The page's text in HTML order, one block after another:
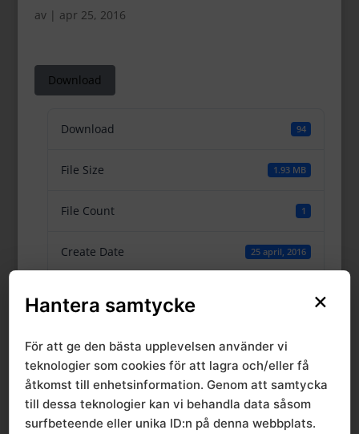
av | apr 25, 2016
Download
Download 94
File Size 1.93 MB
File Count 1
Create Date 25 april, 2016
Rapport 9:2016.
Hand-
×
Hantera samtycke
För att ge den bästa upplevelsen använder vi
teknologier som cookies för att lagra och/eller få
åtkomst till enhetsinformation. Genom att samtycka
till dessa teknologier kan vi behandla data såsom
surfbeteende eller unika ID:n på denna webbplats.